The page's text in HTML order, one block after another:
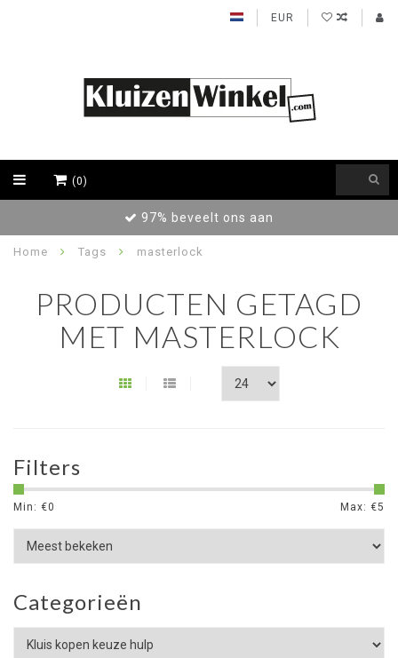
EUR
(0)
97% beveelt ons aan
Home Tags masterlock
PRODUCTEN GETAGD
MET MASTERLOCK
Filters
Min: €0 Max: €5
Categorieën